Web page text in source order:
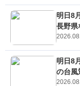
明日8
長野県
明日8
の台